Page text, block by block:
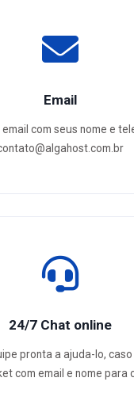
Email
email com seus nome e
24/7 Chat online
pronta a ajuda-lo, caso
com email e nome para